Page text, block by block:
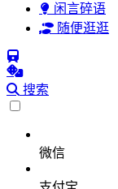
闲言碎语
随便逛逛
搜索
微信